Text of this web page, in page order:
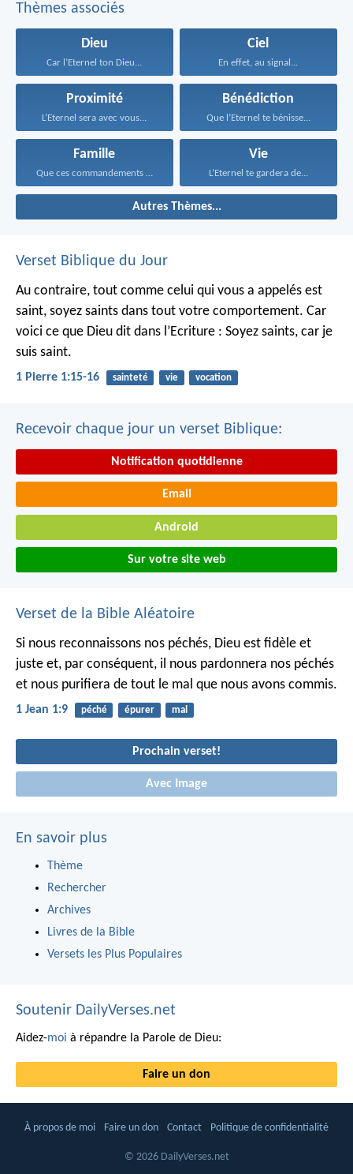
Thèmes associés
Dieu
Car l’Eternel ton Dieu...
Ciel
En effet, au signal...
Proximité
L’Eternel sera avec vous...
Bénédiction
Que l’Eternel te bénisse...
Famille
Que ces commandements que...
Vie
L’Eternel te gardera de...
Autres Thèmes...
Verset Biblique du Jour
Au contraire, tout comme celui qui vous a appelés est
saint, soyez saints dans tout votre comportement. Car
voici ce que Dieu dit dans l’Ecriture : Soyez saints, car je
suis saint.
1 Pierre 1:15-16 sainteté vie vocation
Recevoir chaque jour un verset Biblique:
Notification quotidienne
Email
Android
Sur votre site web
Verset de la Bible Aléatoire
Si nous reconnaissons nos péchés, Dieu est fidèle et
juste et, par conséquent, il nous pardonnera nos péchés
et nous purifiera de tout le mal que nous avons commis.
1 Jean 1:9 péché épurer mal
Prochain verset!
Avec Image
En savoir plus
Thème
Rechercher
Archives
Livres de la Bible
Versets les Plus Populaires
Soutenir DailyVerses.net
Aidez-moi à répandre la Parole de Dieu:
Faire un don
À propos de moi Faire un don Contact Politique de confidentialité
© 2026 DailyVerses.net